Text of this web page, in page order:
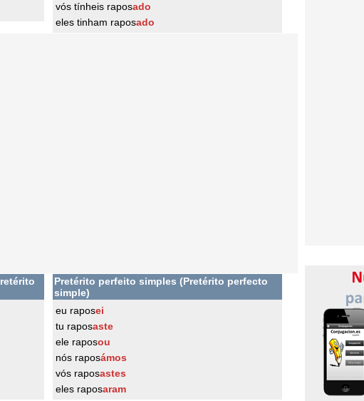
vós tínheis raposado
eles tinham raposado
Pretérito perfeito simples (Pretérito perfecto
simple)
eu raposei
tu raposaste
ele raposou
nós raposámos
vós raposastes
eles raposaram